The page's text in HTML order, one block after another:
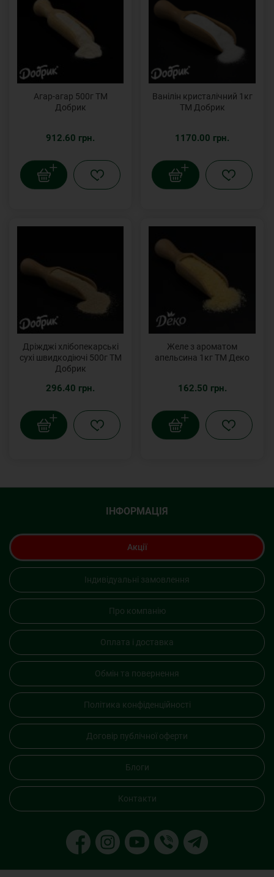
Агар-агар 500г ТМ
Добрик
912.60 грн.
Ванілін кристалічний 1кг
ТМ Добрик
1170.00 грн.
Дріжджі хлібопекарські
сухі швидкодіючі 500г ТМ
Добрик
296.40 грн.
Желе з ароматом
апельсина 1кг ТМ Деко
162.50 грн.
ІНФОРМАЦІЯ
Акції
Індивідуальні замовлення
Про компанію
Оплата і доставка
Обмін та повернення
Політика конфіденційності
Договір публічної оферти
Блоги
Контакти